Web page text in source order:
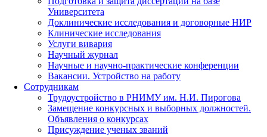
Университета
Доклинические исследования и договорные НИР
Клинические исследования
Услуги вивария
Научный журнал
Научные и научно-практические конференции
Вакансии. Устройство на работу
Сотрудникам
Трудоустройство в РНИМУ им. Н.И. Пирогова
Замещение конкурсных и выборных должностей.
Объявления о конкурсах
Присуждение ученых званий